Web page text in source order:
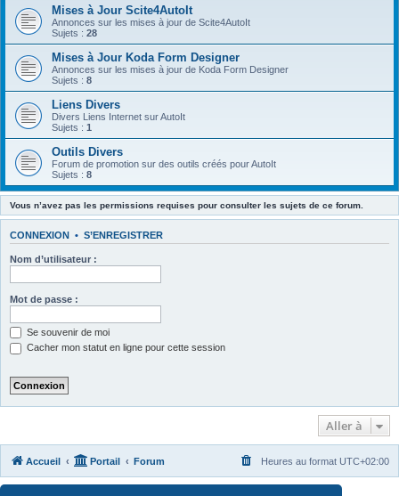
Mises à Jour Scite4AutoIt
Annonces sur les mises à jour de Scite4AutoIt
Sujets : 28
Mises à Jour Koda Form Designer
Annonces sur les mises à jour de Koda Form Designer
Sujets : 8
Liens Divers
Divers Liens Internet sur AutoIt
Sujets : 1
Outils Divers
Forum de promotion sur des outils créés pour AutoIt
Sujets : 8
Vous n’avez pas les permissions requises pour consulter les sujets de ce forum.
CONNEXION • S’ENREGISTRER
Nom d’utilisateur :
Mot de passe :
Se souvenir de moi
Cacher mon statut en ligne pour cette session
Aller à
Accueil Portail Forum Heures au format UTC+02:00